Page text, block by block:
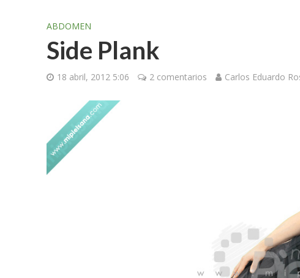
ABDOMEN
Side Plank
18 abril, 2012 5:06 2 comentarios Carlos Eduardo